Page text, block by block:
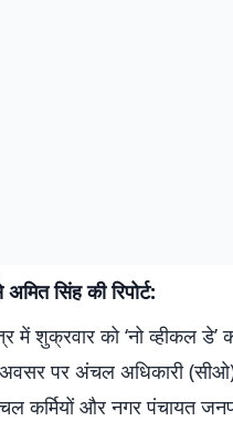
सिंह की रिपोर्ट:
में शुक्रवार को ‘नो व्हीकल डे’
पर अंचल अधिकारी
कर्मियों और नगर पंचायत